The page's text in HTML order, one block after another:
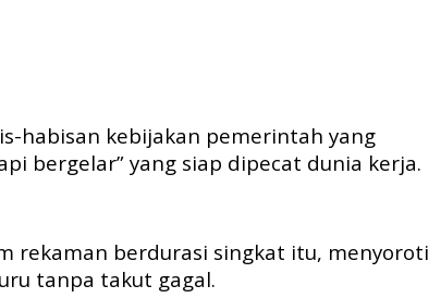
habisan kebijakan pemerintah yang
bergelar” yang siap dipecat dunia kerja.
rekaman berdurasi singkat itu, menyoroti
tanpa takut gagal.